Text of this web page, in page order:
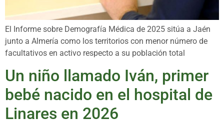
El Informe sobre Demografía Médica de 2025 sitúa a Jaén
junto a Almería como los territorios con menor número de
facultativos en activo respecto a su población total
Un niño llamado Iván, primer
bebé nacido en el hospital de
Linares en 2026